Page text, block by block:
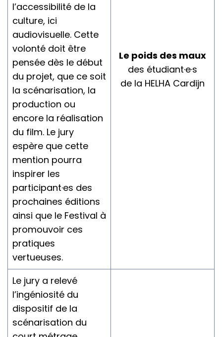
l’accessibilité de la
culture, ici
audiovisuelle. Cette
volonté doit être
pensée dès le début
du projet, que ce soit
la scénarisation, la
production ou
encore la réalisation
du film. Le jury
espère que cette
mention pourra
inspirer les
participant·es des
prochaines éditions
ainsi que le Festival à
promouvoir ces
pratiques
vertueuses.
Le poids des maux
des étudiant·e·s
de la HELHA Cardijn
Le jury a relevé
l’ingéniosité du
dispositif de la
scénarisation du